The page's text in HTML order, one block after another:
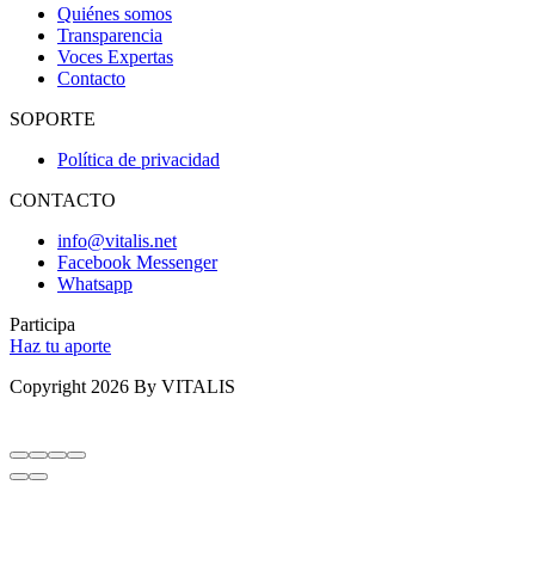
Quiénes somos
Transparencia
Voces Expertas
Contacto
SOPORTE
Política de privacidad
CONTACTO
info@vitalis.net
Facebook Messenger
Whatsapp
Participa
Haz tu aporte
Copyright 2026 By VITALIS